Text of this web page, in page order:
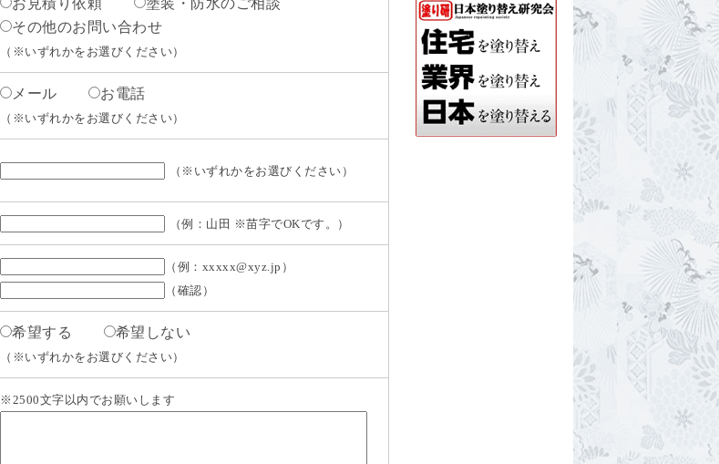
お見積り依頼
塗装・防水のご相談
その他のお問い合わせ
（※いずれかをお選びください）
メール お電話
（※いずれかをお選びください）
（※いずれかをお選びください）
（例：山田 ※苗字でOKです。）
（例：xxxxx@xyz.jp）
（確認）
希望する 希望しない
（※いずれかをお選びください）
※2500文字以内でお願いします